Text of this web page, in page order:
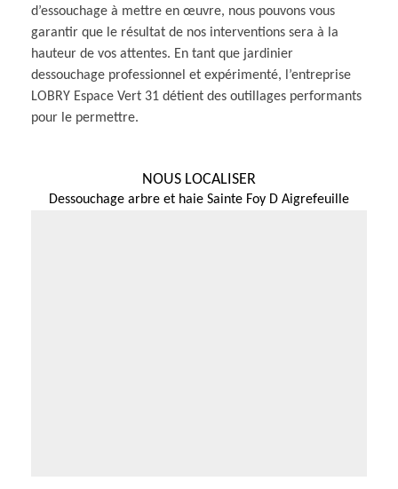
d’essouchage à mettre en œuvre, nous pouvons vous
garantir que le résultat de nos interventions sera à la
hauteur de vos attentes. En tant que jardinier
dessouchage professionnel et expérimenté, l’entreprise
LOBRY Espace Vert 31 détient des outillages performants
pour le permettre.
NOUS LOCALISER
Dessouchage arbre et haie Sainte Foy D Aigrefeuille